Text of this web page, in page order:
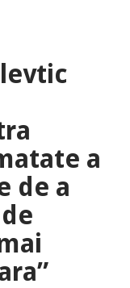
a
de a